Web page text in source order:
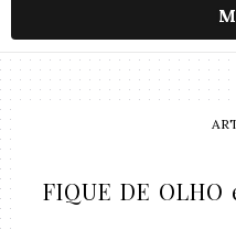
FIQUE DE